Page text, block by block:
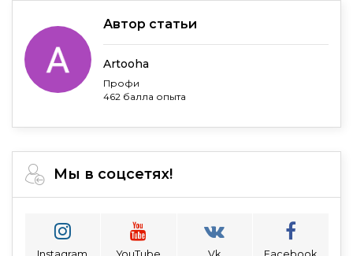
Автор статьи
Artooha
Профи
462 балла опыта
Мы в соцсетях!